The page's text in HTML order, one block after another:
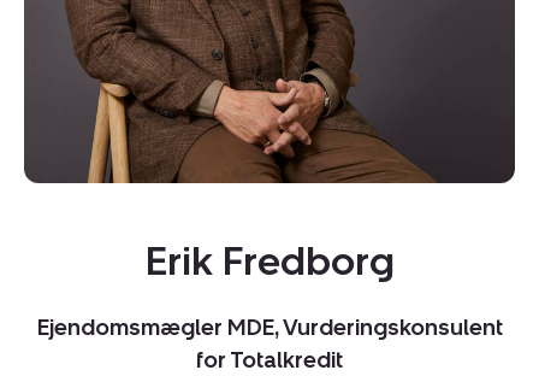
Erik Fredborg
Ejendomsmægler MDE, Vurderingskonsulent
for Totalkredit
Del via mail